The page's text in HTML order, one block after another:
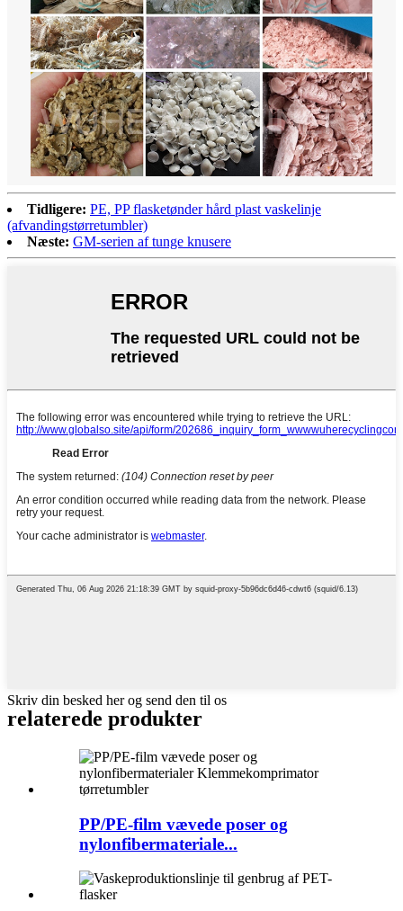
Tidligere: PE, PP flasketønder hård plast vaskelinje
(afvandingstørretumbler)
Næste: GM-serien af tunge knusere
Skriv din besked her og send den til os
relaterede produkter
PP/PE-film vævede poser og
nylonfibermateriale...